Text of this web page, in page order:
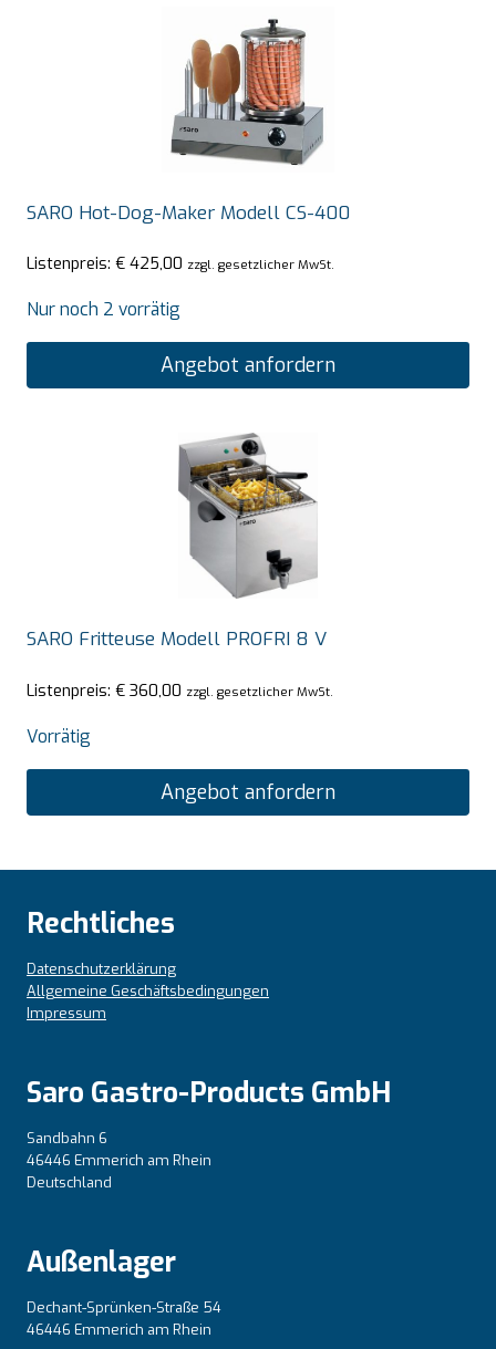
SARO Hot-Dog-Maker Modell CS-400
Listenpreis: € 425,00 zzgl. gesetzlicher MwSt.
Nur noch 2 vorrätig
Angebot anfordern
SARO Fritteuse Modell PROFRI 8 V
Listenpreis: € 360,00 zzgl. gesetzlicher MwSt.
Vorrätig
Angebot anfordern
Rechtliches
Datenschutzerklärung
Allgemeine Geschäftsbedingungen
Impressum
Saro Gastro-Products GmbH
Sandbahn 6
46446 Emmerich am Rhein
Deutschland
Außenlager
Dechant-Sprünken-Straße 54
46446 Emmerich am Rhein